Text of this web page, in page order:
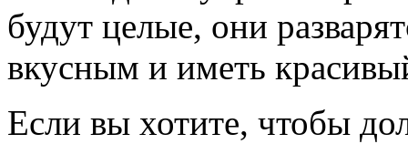
будут целые, они
вкусным и иметь
Если вы хотите, чтобы